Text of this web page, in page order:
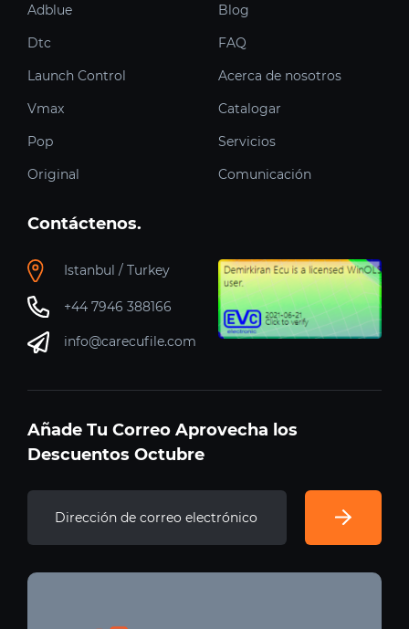
Adblue
Dtc
Launch Control
Vmax
Pop
Original
Blog
FAQ
Acerca de nosotros
Catalogar
Servicios
Comunicación
Contáctenos.
Istanbul / Turkey
+44 7946 388166
info@carecufile.com
Añade Tu Correo Aprovecha los
Descuentos Octubre